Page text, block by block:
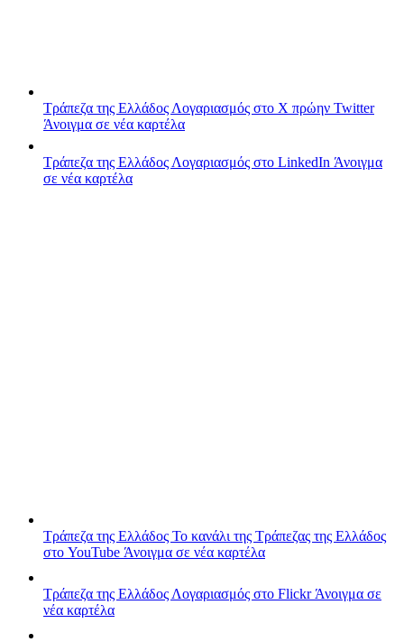
Τράπεζα της Ελλάδος Λογαριασμός στο X πρώην Twitter
Άνοιγμα σε νέα καρτέλα
Τράπεζα της Ελλάδος Λογαριασμός στο LinkedIn Άνοιγμα
σε νέα καρτέλα
Τράπεζα της Ελλάδος Το κανάλι της Τράπεζας της Ελλάδος
στο YouTube Άνοιγμα σε νέα καρτέλα
Τράπεζα της Ελλάδος Λογαριασμός στο FlickrΆνοιγμα σε
νέα καρτέλα